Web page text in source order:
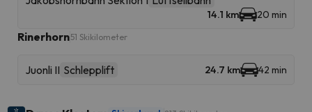
14.1 km 20 min
Rinerhorn51 Skikilometer
Juonli II Schlepplift 24.7 km 42 min